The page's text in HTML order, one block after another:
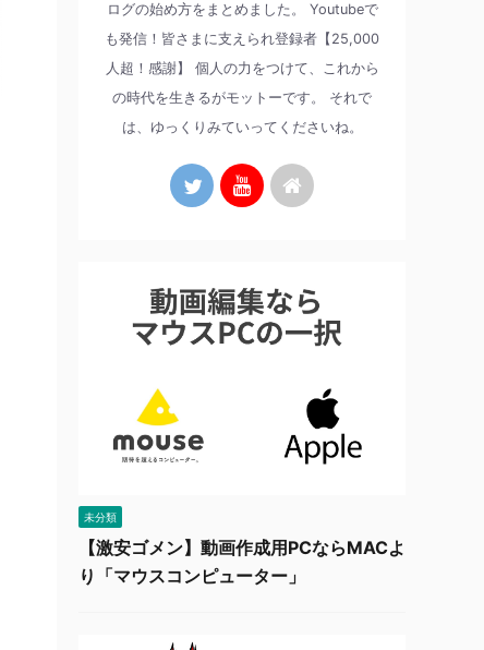
ログの始め方をまとめました。 Youtubeで
も発信！皆さまに支えられ登録者【25,000
人超！感謝】 個人の力をつけて、これから
の時代を生きるがモットーです。 それで
は、ゆっくりみていってくださいね。
未分類
【激安ゴメン】動画作成用PCならMACよ
り「マウスコンピューター」